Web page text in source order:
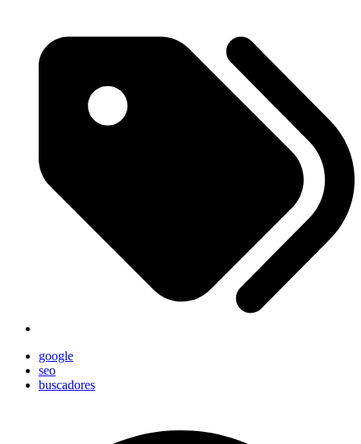
google
seo
buscadores